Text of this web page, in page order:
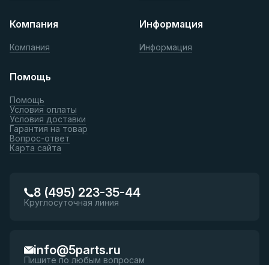
Компания
Компания
Информация
Информация
Помощь
Помощь
Условия оплаты
Условия доставки
Гарантия на товар
Вопрос-ответ
Карта сайта
8 (495) 223-35-44
Круглосуточная линия
info@5parts.ru
Пишите по любым вопросам